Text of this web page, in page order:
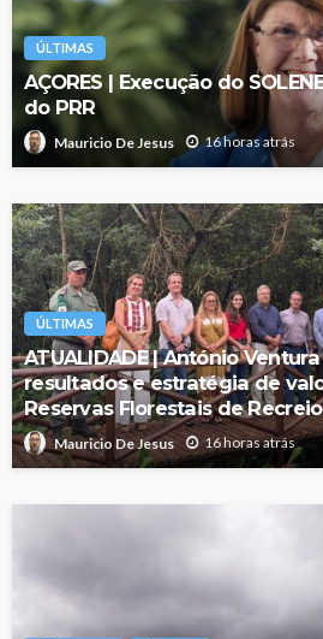
ÚLTIMAS
AÇORES | Execução do
do PRR
Mauricio De Jesus 16 horas atrás
ÚLTIMAS
ATUALIDADE | António
resultados e estratégia de
Reservas Florestais de
Mauricio De Jesus 16 horas atrás